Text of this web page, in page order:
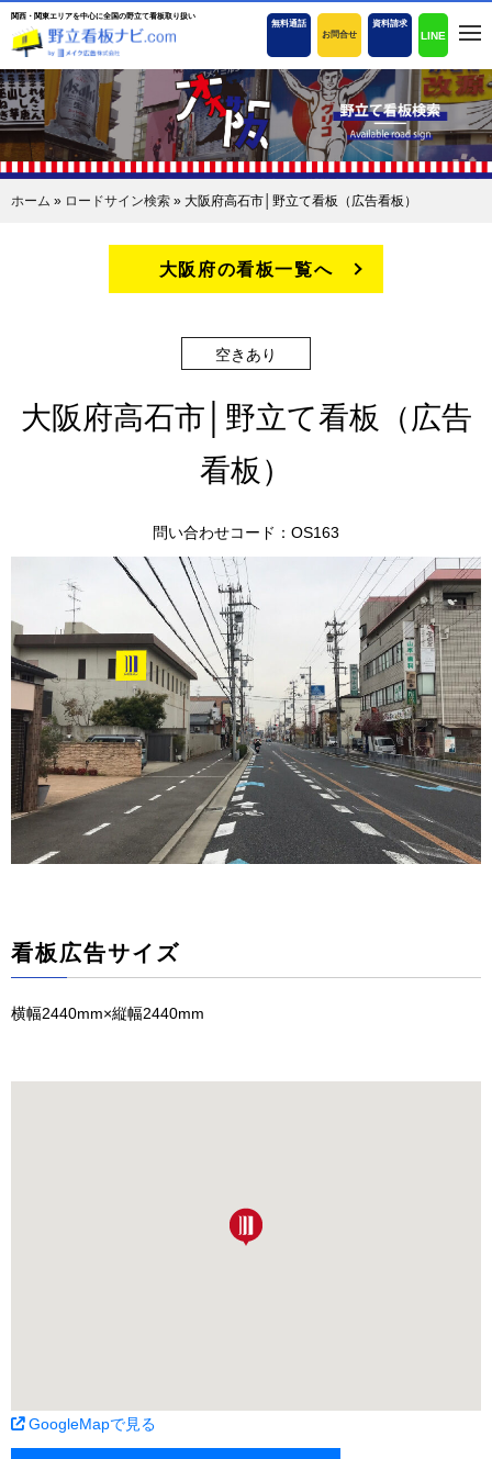
関西・関東エリアを中心に全国の野立て看板取り扱い
無料通話
お問合せ
資料請求
LINE
ホーム » ロードサイン検索 » 大阪府高石市│野立て看板（広告看板）
大阪府の看板一覧へ
空きあり
大阪府高石市│野立て看板（広告
看板）
問い合わせコード：OS163
看板広告サイズ
横幅2440mm×縦幅2440mm
GoogleMapで見る